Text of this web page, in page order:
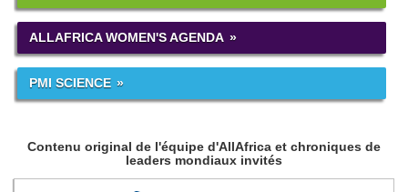
ALLAFRICA WOMEN'S AGENDA
PMI SCIENCE
Contenu original de l'équipe d'AllAfrica et chroniques de
leaders mondiaux invités